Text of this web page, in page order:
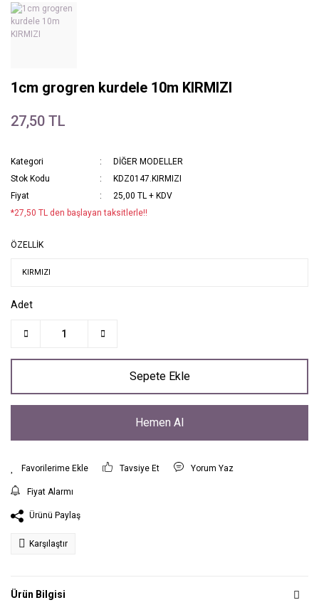
1cm grogren kurdele 10m KIRMIZI
27,50 TL
Kategori
DİĞER MODELLER
Stok Kodu
KDZ0147.KIRMIZI
Fiyat
25,00 TL + KDV
*27,50 TL den başlayan taksitlerle!!
ÖZELLİK
Adet
Sepete Ekle
Hemen Al
Tavsiye Et Yorum Yaz
Fiyat Alarmı
Ürünü Paylaş
Karşılaştır
Ürün Bilgisi